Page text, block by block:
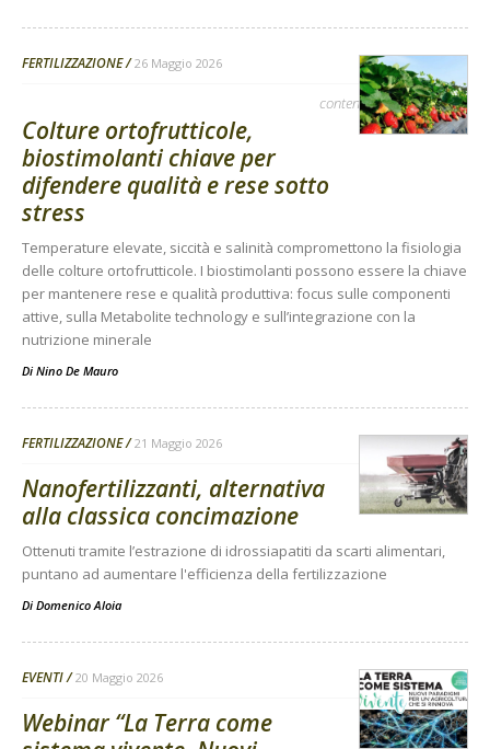
FERTILIZZAZIONE 26 Maggio 2026
contenuto sponsorizzato
Colture ortofrutticole,
biostimolanti chiave per
difendere qualità e rese sotto
stress
Temperature elevate, siccità e salinità compromettono la fisiologia
delle colture ortofrutticole. I biostimolanti possono essere la chiave
per mantenere rese e qualità produttiva: focus sulle componenti
attive, sulla Metabolite technology e sull’integrazione con la
nutrizione minerale
Di Nino De Mauro
FERTILIZZAZIONE 21 Maggio 2026
Nanofertilizzanti, alternativa
alla classica concimazione
Ottenuti tramite l’estrazione di idrossiapatiti da scarti alimentari,
puntano ad aumentare l'efficienza della fertilizzazione
Di Domenico Aloia
EVENTI 20 Maggio 2026
Webinar “La Terra come